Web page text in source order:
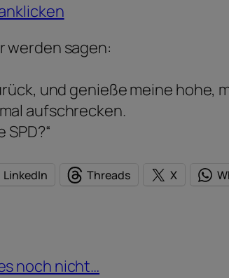
werden sagen:
und genieße meine hohe,
aufschrecken.
SPD?“
LinkedIn Threads X
noch nicht…